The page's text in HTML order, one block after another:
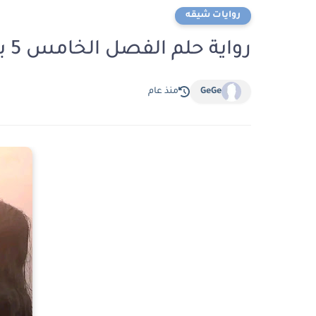
روايات شيقه
رواية حلم الفصل الخامس 5 بقلم مجهول
GeGe منذ عام